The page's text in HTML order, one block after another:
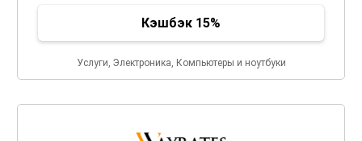
Кэшбэк 15%
Услуги, Электроника, Компьютеры и ноутбуки